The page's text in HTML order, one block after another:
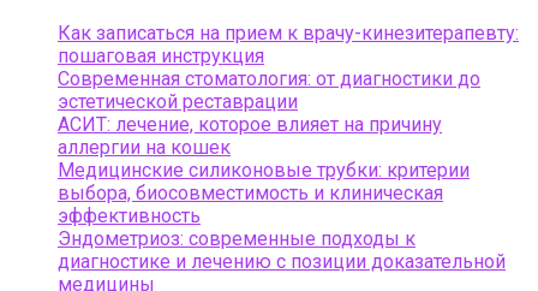
Как записаться на прием к врачу-кинезитерапевту:
пошаговая инструкция
Современная стоматология: от диагностики до
эстетической реставрации
АСИТ: лечение, которое влияет на причину
аллергии на кошек
Медицинские силиконовые трубки: критерии
выбора, биосовместимость и клиническая
эффективность
Эндометриоз: современные подходы к
диагностике и лечению с позиции доказательной
медицины